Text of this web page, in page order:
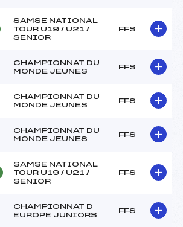
SAMSE NATIONAL
TOUR U19 / U21 /
SENIOR
FFS
CHAMPIONNAT DU
MONDE JEUNES
FFS
CHAMPIONNAT DU
MONDE JEUNES
FFS
CHAMPIONNAT DU
MONDE JEUNES
FFS
SAMSE NATIONAL
TOUR U19 / U21 /
SENIOR
FFS
CHAMPIONNAT D
EUROPE JUNIORS
FFS